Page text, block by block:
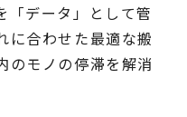
「データ」として管
に合わせた最適な搬
のモノの停滞を解消